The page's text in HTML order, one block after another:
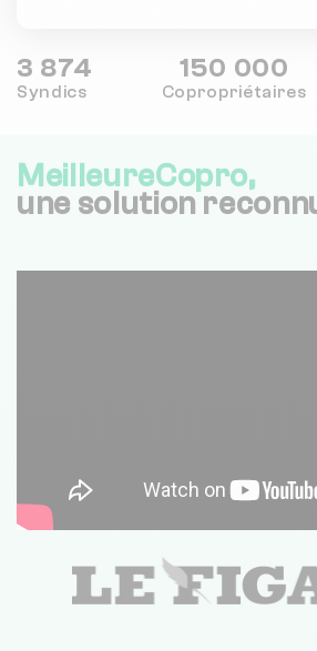
3 874
Syndics
150 000
Copropriétaires
MeilleureCopro,
une solution